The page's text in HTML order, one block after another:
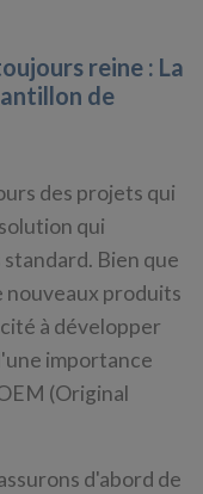
reine : La
de
des projets qui
qui
Bien que
nouveaux produits
à développer
importance
(Original
d'abord de